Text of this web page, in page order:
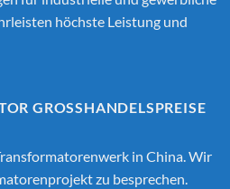
höchste Leistung und
GROSSHANDELSPREISE
in China. Wir
zu besprechen.